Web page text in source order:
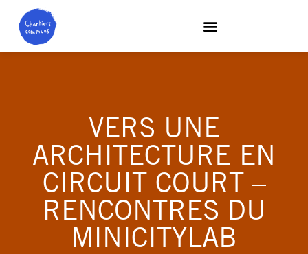
VERS UNE
ARCHITECTURE EN
CIRCUIT COURT –
RENCONTRES DU
MINICITYLAB